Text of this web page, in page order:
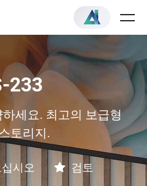
233
세요. 최고의 보급형
토리지.
시오 검토